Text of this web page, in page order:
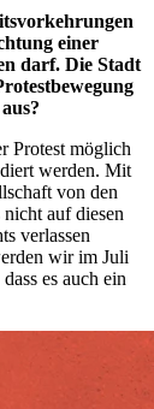
einer
darf. Die Stadt
Protest möglich
werden. Mit
von den
auf diesen
verlassen
wir im Juli
es auch ein